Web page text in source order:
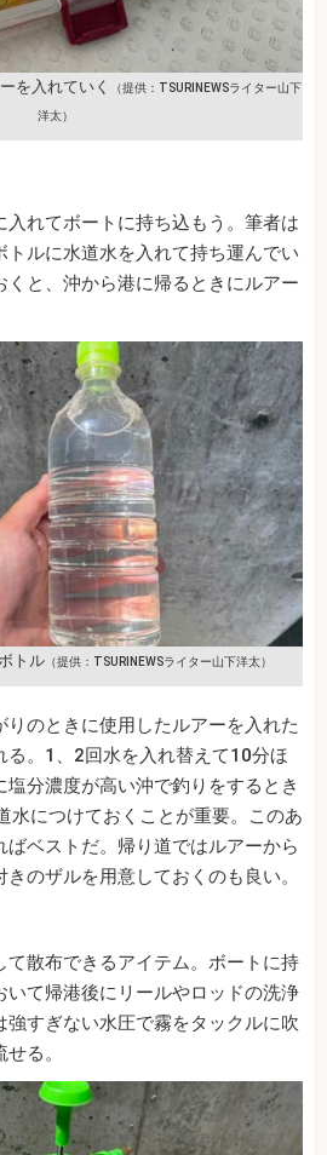
を入れていく （提供：TSURINEWSライター山下
洋太）
れてボートに持ち込もう。筆者は
ルに水道水を入れて持ち運んでい
くと、沖から港に帰るときにルアー
トル（提供：TSURINEWSライター山下洋太）
のときに使用したルアーを入れた
る。1、2回水を入れ替えて10分ほ
塩分濃度が高い沖で釣りをするとき
水につけておくことが重要。このあ
ばベストだ。帰り道ではルアーから
のザルを用意しておくのも良い。
て散布できるアイテム。ボートに持
いて帰港後にリールやロッドの洗浄
強すぎない水圧で霧をタックルに吹
る。